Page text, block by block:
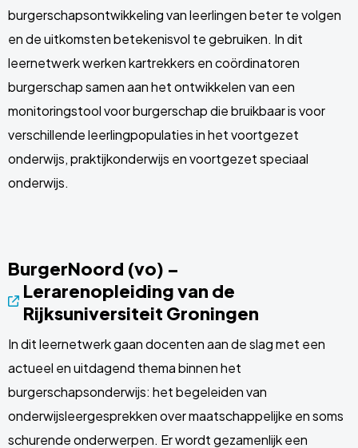
burgerschapsontwikkeling van leerlingen beter te volgen
en de uitkomsten betekenisvol te gebruiken. In dit
leernetwerk werken kartrekkers en coördinatoren
burgerschap samen aan het ontwikkelen van een
monitoringstool voor burgerschap die bruikbaar is voor
verschillende leerlingpopulaties in het voortgezet
onderwijs, praktijkonderwijs en voortgezet speciaal
onderwijs.
BurgerNoord (vo) –
Lerarenopleiding van de
Rijksuniversiteit Groningen
In dit leernetwerk gaan docenten aan de slag met een
actueel en uitdagend thema binnen het
burgerschapsonderwijs: het begeleiden van
onderwijsleergesprekken over maatschappelijke en soms
schurende onderwerpen. Er wordt gezamenlijk een